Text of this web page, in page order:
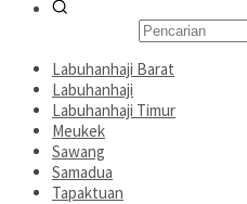
Labuhanhaji Barat
Labuhanhaji
Labuhanhaji Timur
Meukek
Sawang
Samadua
Tapaktuan